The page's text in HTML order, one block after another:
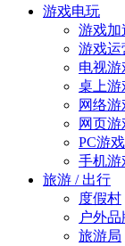
游戏电玩
游戏加
游戏运
电视游
桌上游
网络游
网页游
PC游戏
手机游
旅游 / 出行
度假村
户外品
旅游局